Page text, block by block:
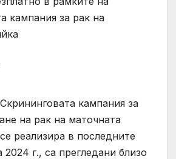
кампания за рак на
кампания за
на рак на маточната
реализира в последните
г., са прегледани близо